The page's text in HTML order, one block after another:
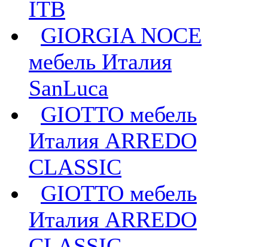
ITB
GIORGIA NOCE
мебель Италия
SanLuca
GIOTTO мебель
Италия ARREDO
CLASSIC
GIOTTO мебель
Италия ARREDO